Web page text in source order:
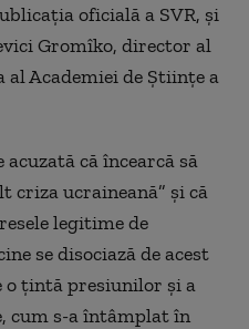
oficială a SVR, și
Gromîko, director al
Academiei de Științe a
că încearcă să
criza ucraineană” și că
legitime de
se disociază de acest
o țintă presiunilor și a
cum s-a întâmplat în